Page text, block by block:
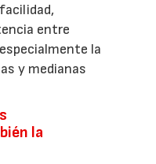
entre
la
y medianas
la